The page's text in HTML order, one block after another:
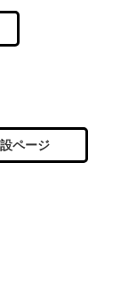
ページ